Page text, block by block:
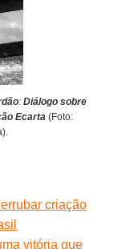
:Diálogo sobre
Ecarta (Foto:
criação
vitória que